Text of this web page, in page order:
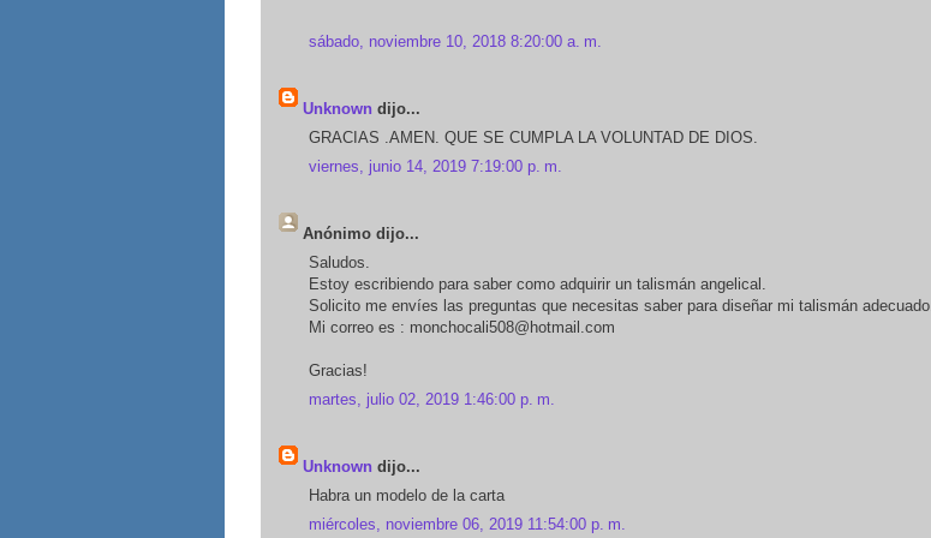
sábado, noviembre 10, 2018 8:20:00 a. m.
Unknown dijo...
GRACIAS .AMEN. QUE SE CUMPLA LA VOLUNTAD DE DIOS.
viernes, junio 14, 2019 7:19:00 p. m.
Anónimo dijo...
Saludos.
Estoy escribiendo para saber como adquirir un talismán angelical.
Solicito me envíes las preguntas que necesitas saber para diseñar mi talismán adecuado.
Mi correo es : monchocali508@hotmail.com
Gracias!
martes, julio 02, 2019 1:46:00 p. m.
Unknown dijo...
Habra un modelo de la carta
miércoles, noviembre 06, 2019 11:54:00 p. m.